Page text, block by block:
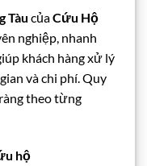
Tàu củaCứu Hộ
nghiệp, nhanh
khách hàng xử lý
và chi phí. Quy
theo từng
hộ